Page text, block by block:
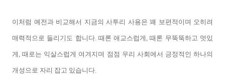
이처럼 예전과 비교해서 지금의 사투리 사용은 꽤 보편적이며 오히려
매력적으로 들리기도 합니다. 때론 애교스럽게, 때론 무뚝뚝하고 멋있
게, 때로는 익살스럽게 여겨지며 점점 우리 사회에서 긍정적인 하나의
개성으로 자리 잡고 있습니다.